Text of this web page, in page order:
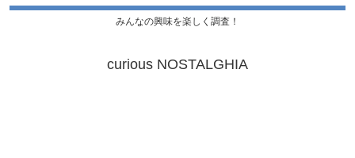
みんなの興味を楽しく調査！
curious NOSTALGHIA